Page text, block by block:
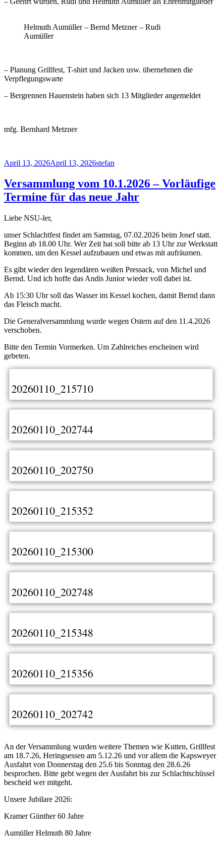
Helmuth Aumüller – Bernd Metzner – Rudi
Aumüller
– Planung Grillfest, T-shirt und Jacken usw. übernehmen die
Verpflegungswarte
– Bergrennen Hauenstein haben sich 13 Mitglieder angemeldet
mfg. Bernhard Metzner
Veröffentlicht
April 13, 2026April 13, 2026Autor
stefan
Versammlung vom 10.1.2026 – Vorläufige
Termine für das neue Jahr
Liebe NSU-ler,
unser Schlachtfest findet am Samstag, 07.02.2026 beim Josef statt.
Beginn ab 18.00 Uhr. Wer Zeit hat soll bitte ab 13 Uhr zur Werkstatt
kommen, um den Kessel aufzubauen und etwas mit aufräumen.
Es gibt wieder den legendären weißen Pressack, von Michel und
Bernd. Und ich hoffe das Andis Junior wieder voll dabei ist.
Ab 15:30 Uhr soll das Wasser im Kessel kochen, damit Bernd dann
das Fleisch macht.
Die Generalversammlung wurde wegen Ostern auf den 11.4.2026
verschoben.
Bitte den Termin Vormerken. Um Zahlreiches erscheinen wird
gebeten.
20260110_215710
20260110_202744
20260110_202750
20260110_215352
20260110_215300
20260110_202748
20260110_215348
20260110_215356
20260110_202742
An der Versammlung wurden weitere Themen wie Kutten, Grillfest
am 18.7.26, Heringsessen am 5.12.26 und vor allem die Kapsweyer
Ausfahrt von Donnerstag den 25.6 bis Sonntag den 28.6.26
besprochen. Bitte gebt wegen der Ausfahrt bis zur Schlachtschüssel
bescheid wer mitgeht.
Unsere Jubilare 2026:
Kramer Günther 60 Jahre
Aumüller Helmuth 80 Jahre